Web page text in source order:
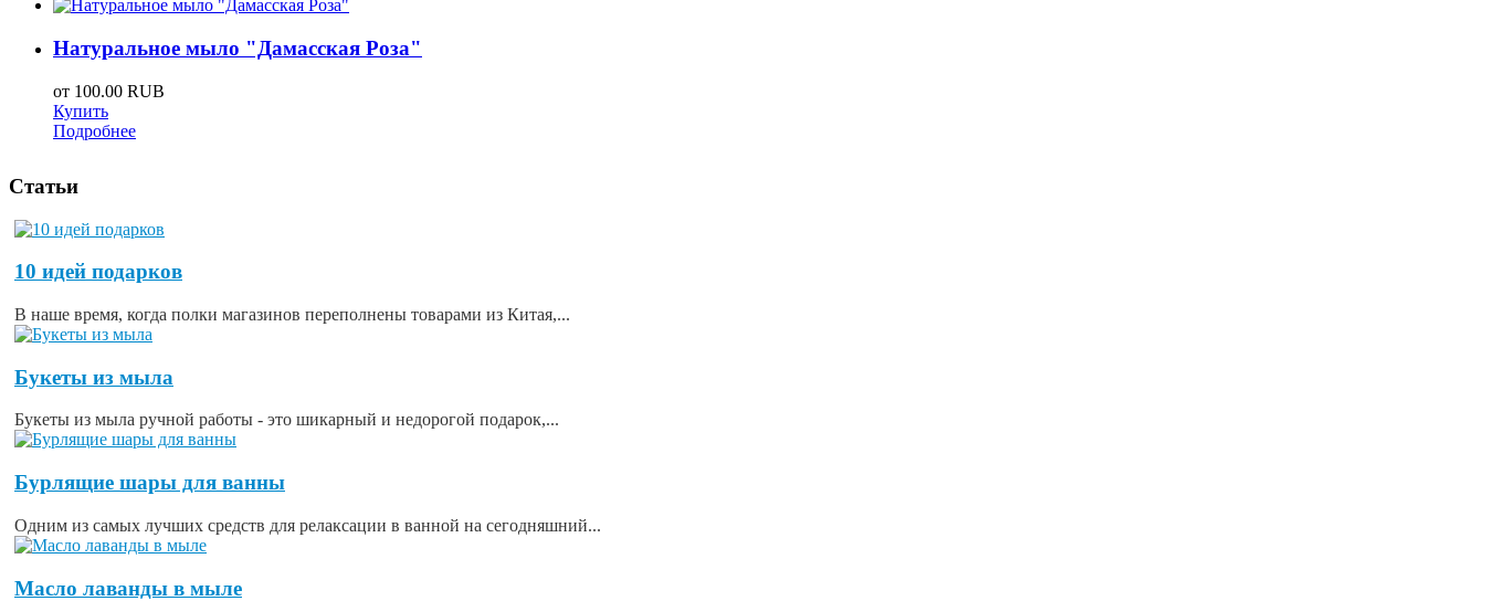
Натуральное мыло "Дамасская Роза"
от 100.00 RUB
Купить
Подробнее
Статьи
10 идей подарков
В наше время, когда полки магазинов переполнены товарами из Китая,...
Букеты из мыла
Букеты из мыла ручной работы - это шикарный и недорогой подарок,...
Бурлящие шары для ванны
Одним из самых лучших средств для релаксации в ванной на сегодняшний...
Масло лаванды в мыле